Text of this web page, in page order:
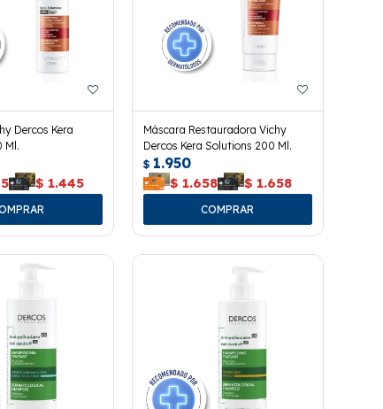
Dercos Kera
Ml.
$ 1.445
Máscara Restauradora Vichy
Dercos Kera Solutions 200 Ml.
$ 1.950
$ 1.658 $ 1.658